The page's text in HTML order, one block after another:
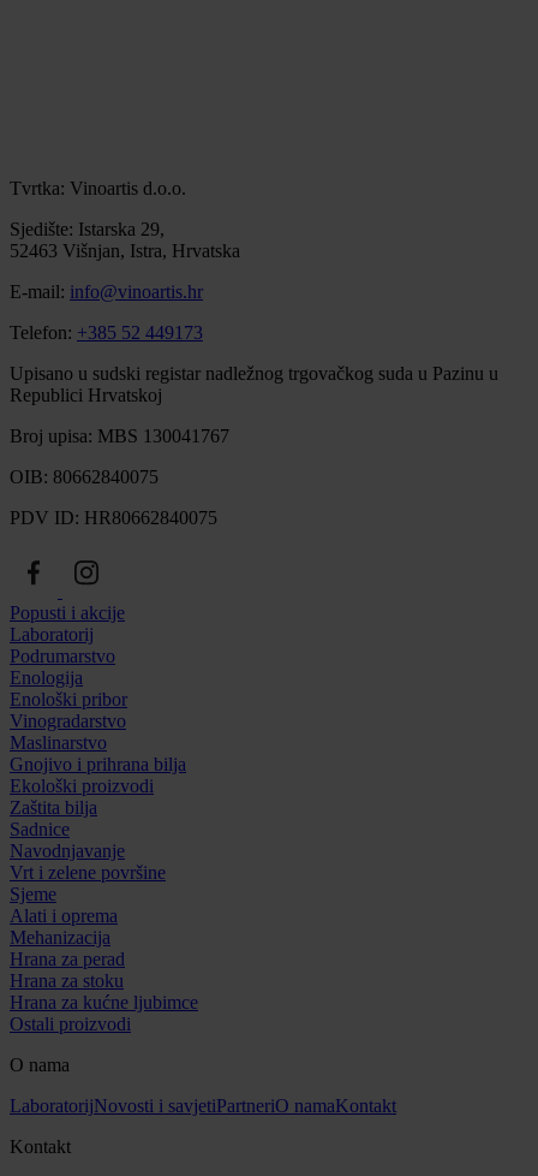
Tvrtka: Vinoartis d.o.o.
Sjedište: Istarska 29,
52463 Višnjan, Istra, Hrvatska
E-mail: info@vinoartis.hr
Telefon: +385 52 449173
Upisano u sudski registar nadležnog trgovačkog suda u Pazinu u
Republici Hrvatskoj
Broj upisa: MBS 130041767
OIB: 80662840075
PDV ID: HR80662840075
Popusti i akcije
Laboratorij
Podrumarstvo
Enologija
Enološki pribor
Vinogradarstvo
Maslinarstvo
Gnojivo i prihrana bilja
Ekološki proizvodi
Zaštita bilja
Sadnice
Navodnjavanje
Vrt i zelene površine
Sjeme
Alati i oprema
Mehanizacija
Hrana za perad
Hrana za stoku
Hrana za kućne ljubimce
Ostali proizvodi
O nama
LaboratorijNovosti i savjetiPartneriO namaKontakt
Kontakt